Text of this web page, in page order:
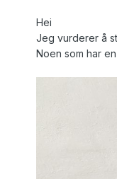
Hei
Jeg vurderer å
Noen som har